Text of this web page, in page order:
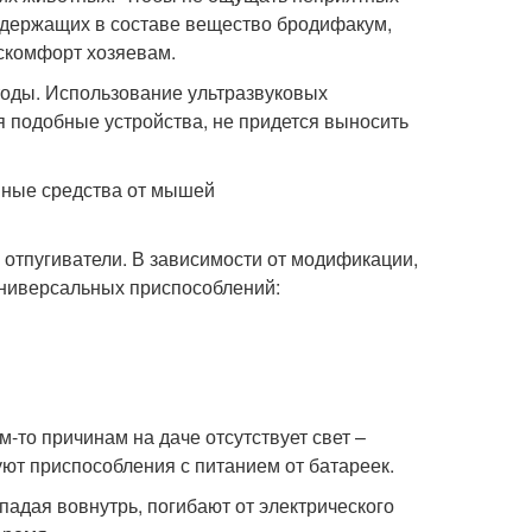
в составе вещество бродифакум,
хозяевам.
Использование ультразвуковых
устройства, не придется выносить
В зависимости от модификации,
приспособлений:
причинам на даче отсутствует свет –
приспособления с питанием от батареек.
вовнутрь, погибают от электрического